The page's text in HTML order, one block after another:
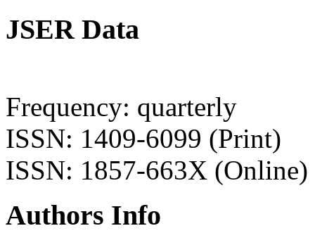
JSER Data
Frequency: quarterly
ISSN: 1409-6099 (Print)
ISSN: 1857-663X (Online)
Authors Info